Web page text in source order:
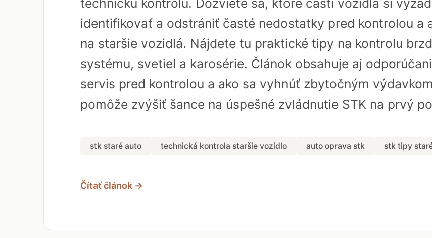
identifikovať a odstrániť časté nedostatky pred kontrolou a
na staršie vozidlá. Nájdete tu praktické tipy na kontrolu
systému, svetiel a karosérie. Článok obsahuje aj
servis pred kontrolou a ako sa vyhnúť zbytočným
pomôže zvýšiť šance na úspešné zvládnutie STK na prvý
stk staré auto technická kontrola staršie vozidlo auto oprava stk stk tipy
Čítať článok →